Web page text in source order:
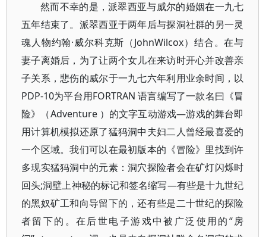
然而不幸的是，派翠西亚与威尔的婚姻在一九七
五年结束了。派翠西亚于两年后与探洞社群的另一灵
魂人物约翰·威尔科克斯（JohnWilcox）结合。在与
妻子离婚后，为了让两个女儿在来访时开心并改善亲
子关系，悲伤的威尔于一九七六年利用业余时间，以
PDP-10为平台用FORTRAN 语言编写了一款名曰《冒
险》（Adventure ）的文字互动游戏—游戏的舞台即
用计算机模拟还原了猛犸洞中夫妇二人曾经最喜爱的
一个区域。我们可以在最初版本的《冒险》里找到许
多现实猛犸洞中的元素：洞穴探险者会在矿灯闪烁时
回头;洞壁上神秘的标记和签名缩写—有些是十九世纪
的黑奴矿工和向导留下的，还有些是二十世纪的探险
者留下的。在后世电子游戏中被广泛使用的“房